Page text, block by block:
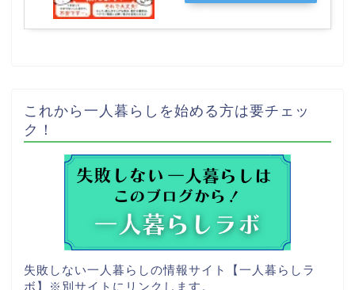
これから一人暮らしを始める方は要チェッ
ク！
失敗しない一人暮らしの情報サイト【一人暮らしラ
ボ】
※別サイトにリンクします。